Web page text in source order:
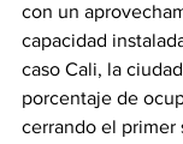
con un
capacidad
caso Cali, la
porcentaje de
cerrando el primer